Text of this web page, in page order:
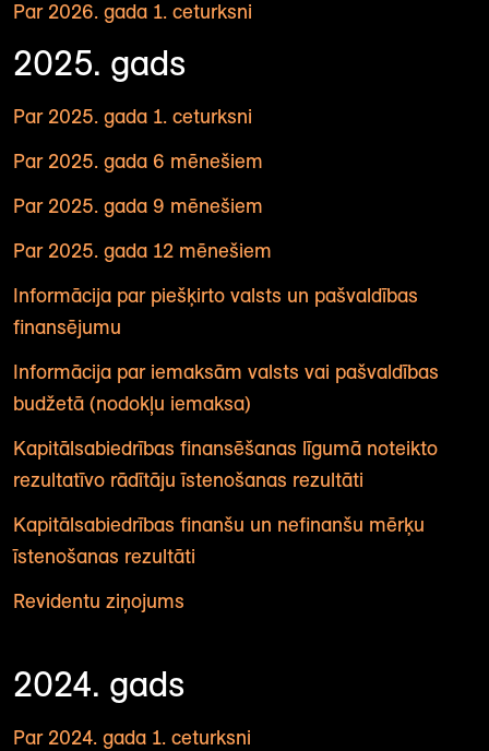
Par 2026. gada 1. ceturksni
2025. gads
Par 2025. gada 1. ceturksni
Par 2025. gada 6 mēnešiem
Par 2025. gada 9 mēnešiem
Par 2025. gada 12 mēnešiem
Informācija par piešķirto valsts un pašvaldības
finansējumu
Informācija par iemaksām valsts vai pašvaldības
budžetā (nodokļu iemaksa)
Kapitālsabiedrības finansēšanas līgumā noteikto
rezultatīvo rādītāju īstenošanas rezultāti
Kapitālsabiedrības finanšu un nefinanšu mērķu
īstenošanas rezultāti
Revidentu ziņojums
2024. gads
Par 2024. gada 1. ceturksni